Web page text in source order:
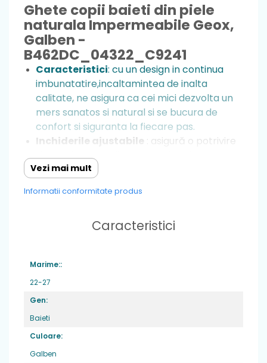
Ghete copii baieti din piele
naturala Impermeabile Geox,
Galben -
B462DC_04322_C9241
Caracteristici: cu un design in continua
imbunatatire,incaltamintea de inalta
calitate, ne asigura ca cei mici dezvolta un
mers sanatos si natural si se bucura de
confort si siguranta la fiecare pas.
Inchiderile ajustabile : asigură o potrivire
sigură și personalizată pe măsură ce
picioarele copilului tău cresc.
alunecare, îi permite copilului să exploreze
stabilității, astfel nu exista riscul ca cei mici
Material
Greutate
picior normal
Varf:
Sistem de inchidere
Brant
Vezi mai mult
Informatii conformitate produs
Caracteristici
Marime::
22-27
Gen:
Baieti
Culoare:
Galben